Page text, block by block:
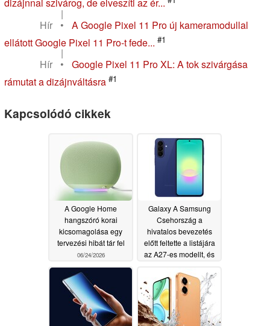
dizájnnal szivárog, de elveszíti az ér...
|
Hír
•
A Google Pixel 11 Pro új kameramodullal
ellátott Google Pixel 11 Pro-t fede... #1
|
Hír
•
Google Pixel 11 Pro XL: A tok szivárgása
rámutat a dizájnváltásra #1
Kapcsolódó cikkek
A Google Home
hangszóró korai
kicsomagolása egy
tervezési hibát tár fel
06/24/2026
Galaxy A Samsung
Csehország a
hivatalos bevezetés
előtt feltette a listájára
az A27-es modellt, és
teljes műszaki adatait
06/13/2026